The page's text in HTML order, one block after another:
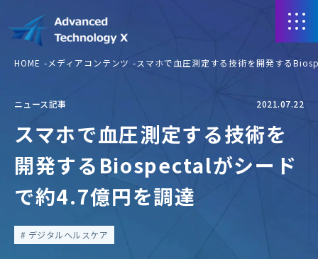
HOME メディアコンテンツ スマホで血圧測定する技術を開発する
ニュース記事 2021.07.22
スマホで血圧測定する技術を
開発するBiospectalがシード
で約4.7億円を調達
デジタルヘルスケア